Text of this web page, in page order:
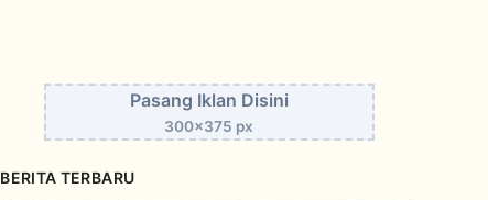
Pasang Iklan Disini
300x375 px
BERITA TERBARU